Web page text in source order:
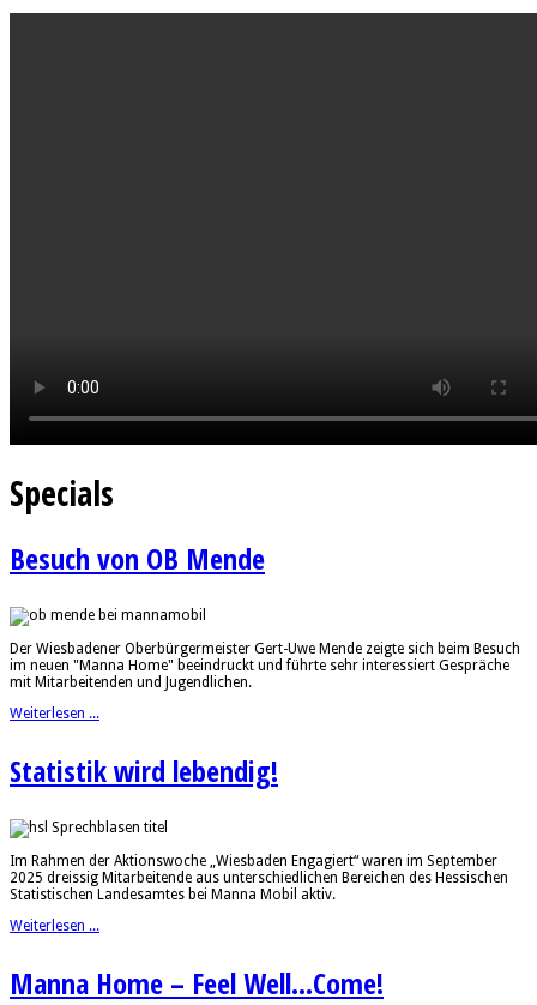
Specials
Besuch von OB Mende
Der Wiesbadener Oberbürgermeister Gert-Uwe Mende zeigte sich beim Besuch
im neuen "Manna Home" beeindruckt und führte sehr interessiert Gespräche
mit Mitarbeitenden und Jugendlichen.
Weiterlesen ...
Statistik wird lebendig!
Im Rahmen der Aktionswoche „Wiesbaden Engagiert“ waren im September
2025 dreissig Mitarbeitende aus unterschiedlichen Bereichen des Hessischen
Statistischen Landesamtes bei Manna Mobil aktiv.
Weiterlesen ...
Manna Home – Feel Well...Come!